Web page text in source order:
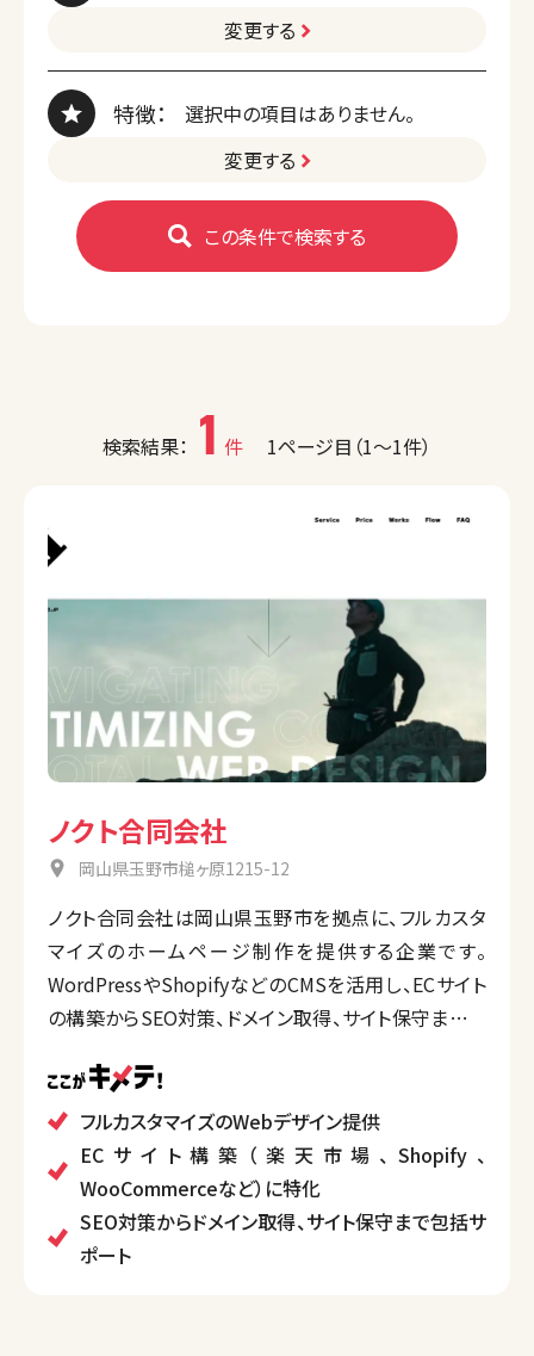
変更する
特徴：
選択中の項目はありません。
変更する
この条件で検索する
検索結果： 1 件 1ページ目（1〜1件）
ノクト合同会社
岡山県玉野市槌ヶ原1215-12
ノクト合同会社は岡山県玉野市を拠点に、フルカスタ
マイズのホームページ制作を提供する企業です。
WordPressやShopifyなどのCMSを活用し、ECサイト
の構築からSEO対策、ドメイン取得、サイト保守まで一
特にECサイト制作の豊富な経験を活かし、楽天市場や
Amazonなどのモール型ECから自社サイトまで柔軟に
対応可能です。
フルカスタマイズのWebデザイン提供
ECサイト構築（楽天市場、Shopify、
WooCommerceなど）に特化
SEO対策からドメイン取得、サイト保守まで包括サ
ポート